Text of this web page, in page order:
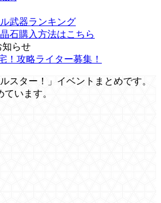
武器ランキング
石購入方法はこちら
知らせ
！攻略ライター募集！
スター！」イベントまとめです。
います。